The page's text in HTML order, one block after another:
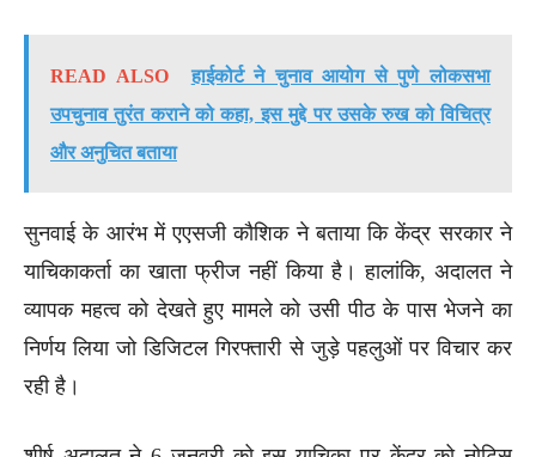
READ ALSO
हाईकोर्ट ने चुनाव आयोग से पुणे लोकसभा
उपचुनाव तुरंत कराने को कहा, इस मुद्दे पर उसके रुख को विचित्र
और अनुचित बताया
सुनवाई के आरंभ में एएसजी कौशिक ने बताया कि केंद्र सरकार ने
याचिकाकर्ता का खाता फ्रीज नहीं किया है। हालांकि, अदालत ने
व्यापक महत्व को देखते हुए मामले को उसी पीठ के पास भेजने का
निर्णय लिया जो डिजिटल गिरफ्तारी से जुड़े पहलुओं पर विचार कर
रही है।